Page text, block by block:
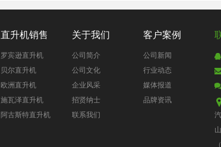
直升机销售
罗宾逊直升机
贝尔直升机
欧洲直升机
施瓦泽直升机
阿古斯特直升机
关于我们
公司简介
公司文化
企业风采
招贤纳士
联系我们
客户案例
公司新闻
行业动态
媒体报道
品牌资讯